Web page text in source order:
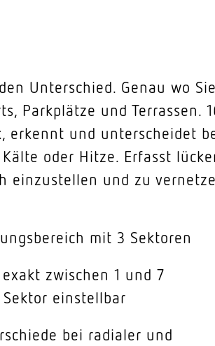
Unterschied. Genau wo
Parkplätze und
erkennt und unterscheidet
oder Hitze. Erfasst
einzustellen und zu
mit 3 Sektoren
zwischen 1 und 7
einstellbar
bei radialer und